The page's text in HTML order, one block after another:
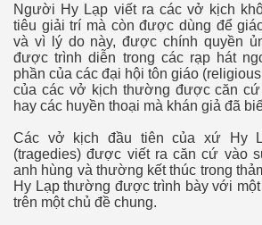
Người Hy Lạp viết ra các vở kịch
tiêu giải trí mà còn được dùng để
và vì lý do này, được chính quyền
được trình diễn trong các rạp hát
phần của các đại hội tôn giáo
của các vở kịch thường được căn cứ
hay các huyền thoại mà khán giả đã
Các vở kịch đầu tiên của xứ Hy
(tragedies) được viết ra căn cứ vào
anh hùng và thường kết thúc trong
Hy Lạp thường được trình bày với
trên một chủ đề chung.
2